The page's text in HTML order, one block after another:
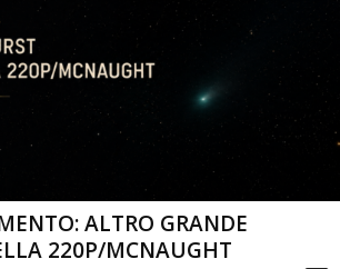
ALTRO GRANDE
220P/MCNAUGHT